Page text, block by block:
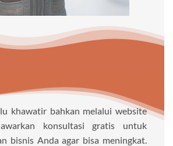
khawatir bahkan melalui website
konsultasi gratis untuk
bisnis Anda agar bisa meningkat.